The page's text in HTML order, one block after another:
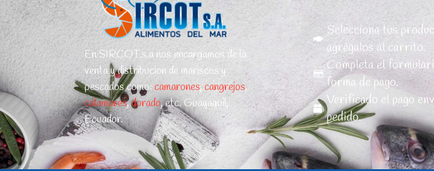
En SIRCOT.s.a nos encargamos de la
venta y distribucion de mariscos y
pescados como: camarones,cangrejos,
calamares,dorado, etc. Guayaquil,
Ecuador.
Selecciona tus
agrégalos al carrito.
Completa el
forma de pago.
Verificado el pago
pedido.